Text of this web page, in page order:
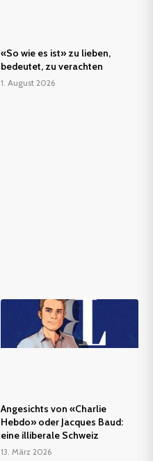
«So wie es ist» zu lieben,
bedeutet, zu verachten
1. August 2026
Angesichts von «Charlie
Hebdo» oder Jacques Baud:
eine illiberale Schweiz
13. März 2026